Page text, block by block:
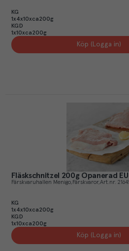
KG
1x4x10xca200g
KGD
1x10xca200g
Köp (Logga in)
Fläskschnitzel 200g Opanerad EU
Färskvaruhallen Menigo Färskvaror Art.nr.
KG
1x4x10xca200g
KGD
1x10xca200g
Köp (Logga in)